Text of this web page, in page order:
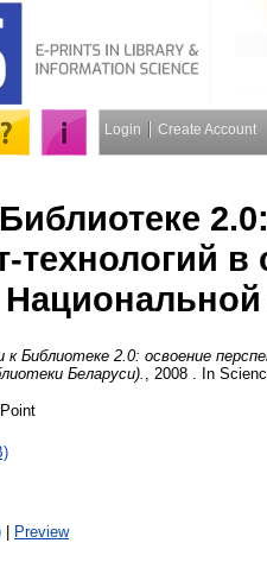
Login Create Account
технологий
к Библиотеке 2.0: освоение
Беларуси).
, 2008 . In
| Preview